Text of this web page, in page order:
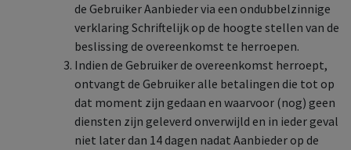
de Gebruiker Aanbieder via een ondubbelzinnige
verklaring Schriftelijk op de hoogte stellen van de
beslissing de overeenkomst te herroepen.
Indien de Gebruiker de overeenkomst herroept,
ontvangt de Gebruiker alle betalingen die tot op
dat moment zijn gedaan en waarvoor (nog) geen
diensten zijn geleverd onverwijld en in ieder geval
niet later dan 14 dagen nadat Aanbieder op de